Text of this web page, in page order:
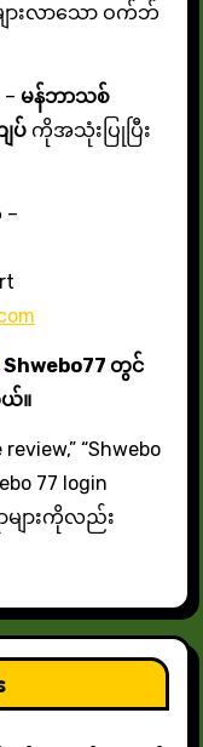
ျားလာသော ဝက်ဘ်
မန်ဘာသစ်
ပ်ကိုအသုံးပြုပြီး
–
Shwebo77 တွင်
။
“Shwebo
77 login
များကိုလည်း